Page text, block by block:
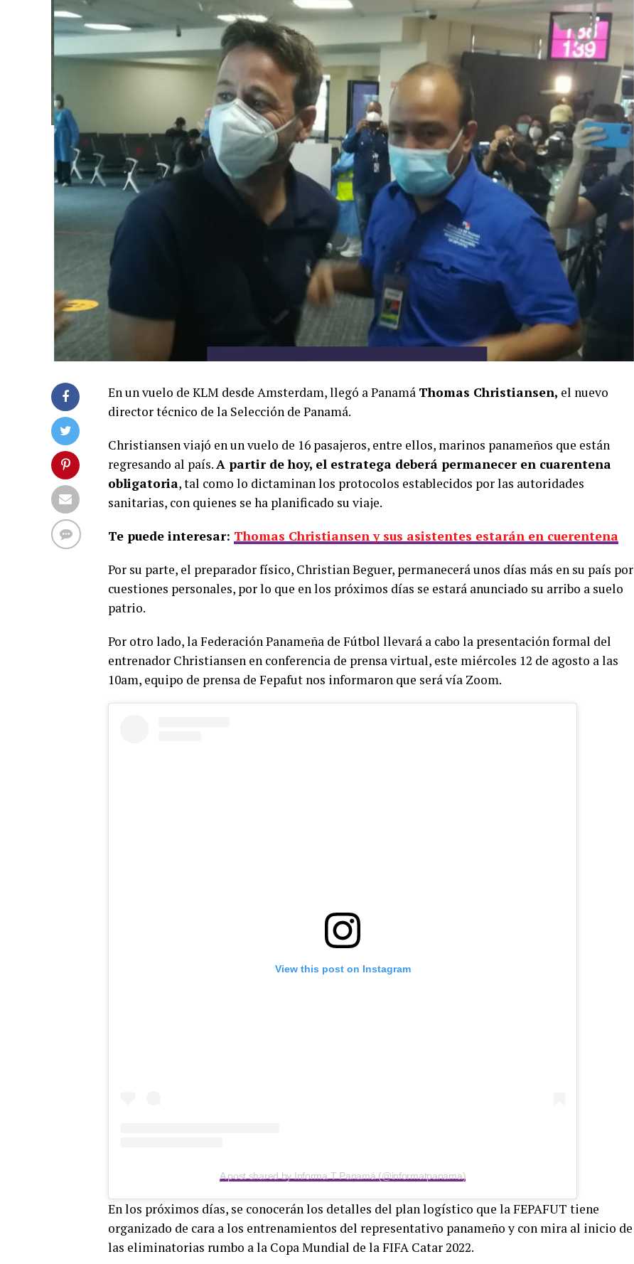
En un vuelo de KLM desde Amsterdam, llegó a Panamá Thomas Christiansen, el nuevo
director técnico de la Selección de Panamá.
Christiansen viajó en un vuelo de 16 pasajeros, entre ellos, marinos panameños que están
regresando al país.A partir de hoy, el estratega deberá permanecer en cuarentena
obligatoria, tal como lo dictaminan los protocolos establecidos por las autoridades
sanitarias, con quienes se ha planificado su viaje.
Te puede interesar: Thomas Christiansen y sus asistentes estarán en cuerentena
Por su parte, el preparador físico, Christian Beguer, permanecerá unos días más en su país por
cuestiones personales, por lo que en los próximos días se estará anunciado su arribo a suelo
patrio.
Por otro lado, la Federación Panameña de Fútbol llevará a cabo la presentación formal del
entrenador Christiansen en conferencia de prensa virtual, este miércoles 12 de agosto a las
10am, equipo de prensa de Fepafut nos informaron que será vía Zoom.
View this post on Instagram
A post shared by Informa T Panamá (@informatpanama)
En los próximos días, se conocerán los detalles del plan logístico que la FEPAFUT tiene
organizado de cara a los entrenamientos del representativo panameño y con mira al inicio de
las eliminatorias rumbo a la Copa Mundial de la FIFA Catar 2022.